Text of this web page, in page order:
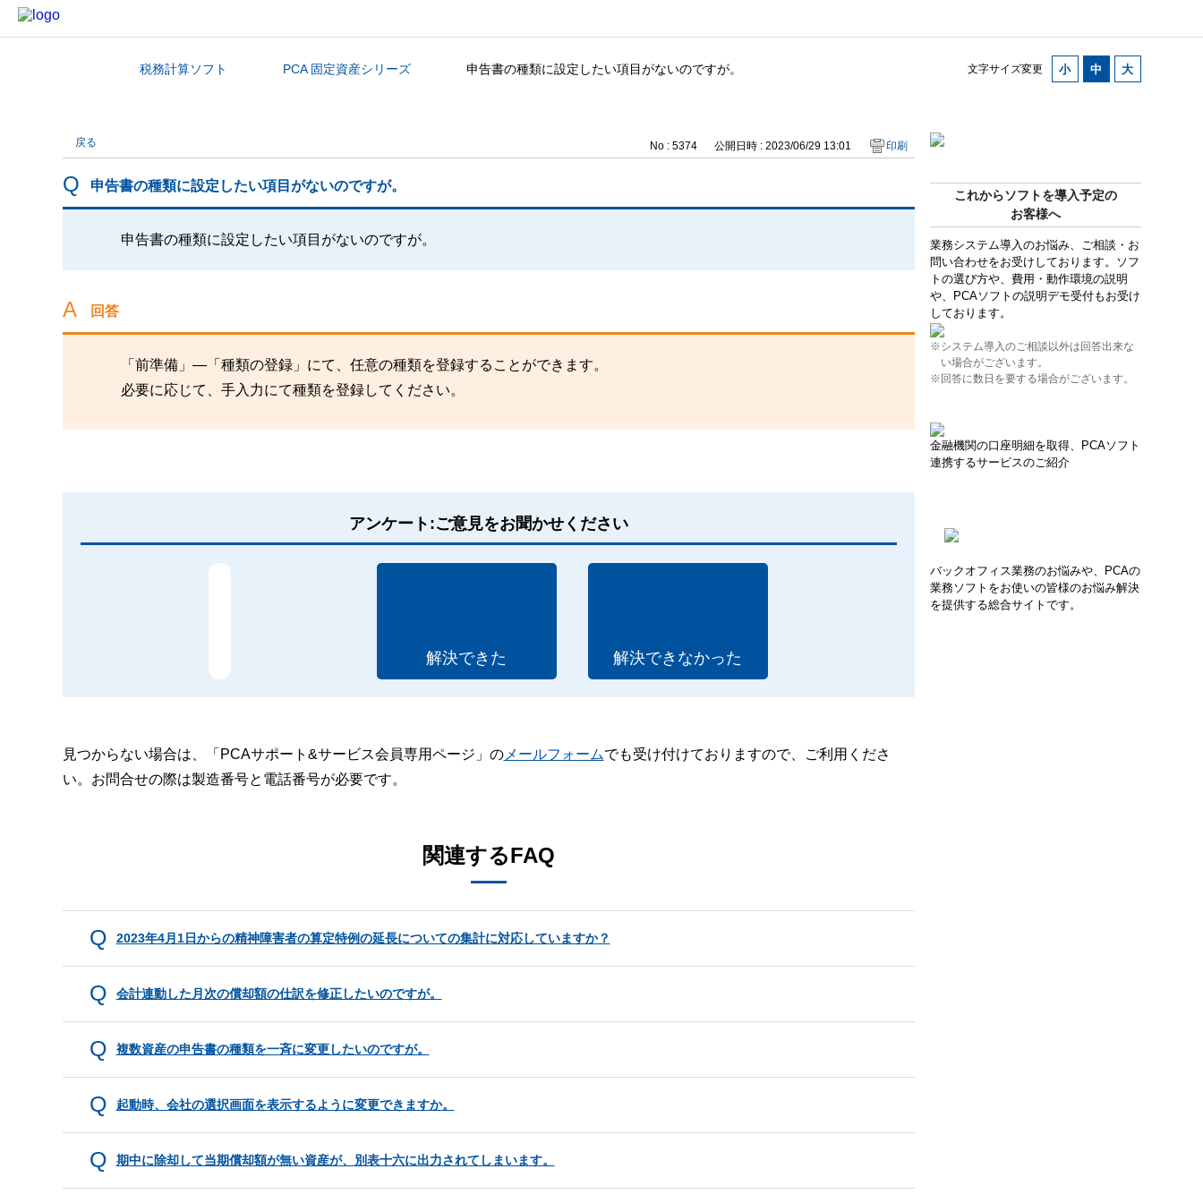
文字サイズ変更
カテゴリから探す税務計算ソフト PCA 固定資産シリーズ 申告書の種類に設定したい項目がないのですが。
これからソフトを導入予定の
お客様へ
業務システム導入のお悩み、ご相談・お
問い合わせをお受けしております。ソフ
トの選び方や、費用・動作環境の説明
や、PCAソフトの説明デモ受付もお受け
しております。
※システム導入のご相談以外は回答出来な
い場合がございます。
※回答に数日を要する場合がございます。
金融機関の口座明細を取得、PCAソフト
連携するサービスのご紹介
バックオフィス業務のお悩みや、PCAの
業務ソフトをお使いの皆様のお悩み解決
を提供する総合サイトです。
戻る No : 5374 公開日時 : 2023/06/29 13:01 印刷
申告書の種類に設定したい項目がないのですが。
申告書の種類に設定したい項目がないのですが。
回答
「前準備」―「種類の登録」にて、任意の種類を登録することができます。
必要に応じて、手入力にて種類を登録してください。
アンケート:ご意見をお聞かせください
解決できた 解決できなかった
見つからない場合は、「PCAサポート&サービス会員専用ページ」のメールフォームでも受け付けておりますので、ご利用くださ
い。お問合せの際は製造番号と電話番号が必要です。
関連するFAQ
2023年4月1日からの精神障害者の算定特例の延長についての集計に対応していますか？
会計連動した月次の償却額の仕訳を修正したいのですが。
複数資産の申告書の種類を一斉に変更したいのですが。
起動時、会社の選択画面を表示するように変更できますか。
期中に除却して当期償却額が無い資産が、別表十六に出力されてしまいます。